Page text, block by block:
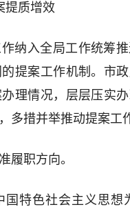
提质增效
纳入全局工作统筹
提案工作机制。市
理情况，层层压实
多措并举推动提案工
职方向。
国特色社会主义思想